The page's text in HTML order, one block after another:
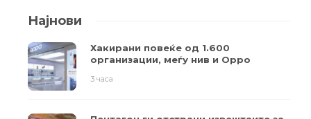
Најнови
Хакирани повеќе од 1.600
организации, меѓу нив и Oppo
3 часа